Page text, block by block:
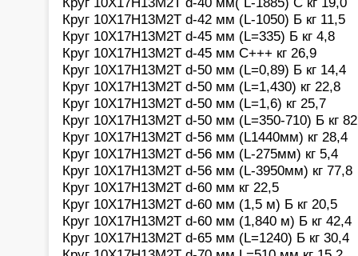
Круг 10Х17Н13М2Т d-42 мм (L-1050) Б кг 11,5
Круг 10Х17Н13М2Т d-45 мм (L=335) Б кг 4,8
Круг 10Х17Н13М2Т d-45 мм С+++ кг 26,9
Круг 10Х17Н13М2Т d-50 мм (L=0,89) Б кг 14,4
Круг 10Х17Н13М2Т d-50 мм (L=1,430) кг 22,8
Круг 10Х17Н13М2Т d-50 мм (L=1,6) кг 25,7
Круг 10Х17Н13М2Т d-50 мм (L=350-710) Б кг
Круг 10Х17Н13М2Т d-56 мм (L1440мм) кг 28,4
Круг 10Х17Н13М2Т d-56 мм (L-275мм) кг 5,4
Круг 10Х17Н13М2Т d-56 мм (L-3950мм) кг 77,8
Круг 10Х17Н13М2Т d-60 мм кг 22,5
Круг 10Х17Н13М2Т d-60 мм (1,5 м) Б кг 20,5
Круг 10Х17Н13М2Т d-60 мм (1,840 м) Б кг 42,4
Круг 10Х17Н13М2Т d-65 мм (L=1240) Б кг 30,4